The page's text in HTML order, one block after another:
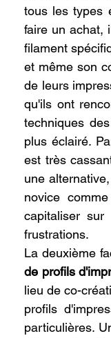
tous les types
faire un achat,
filament
et même son
de leurs
qu'ils ont
techniques
plus éclairé.
est très
une
novice
capitaliser sur
frustrations.
La deuxième
de profils
lieu de co-
profils
particulières.